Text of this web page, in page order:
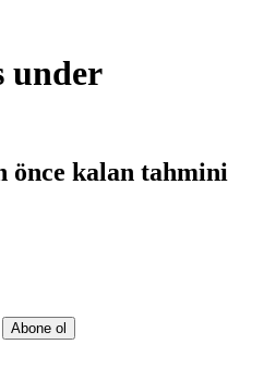
under
önce kalan tahmini